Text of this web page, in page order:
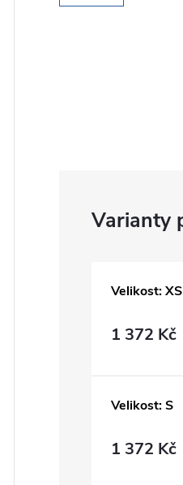
Velikost: XS
1 372 Kč
Velikost: S
1 372 Kč